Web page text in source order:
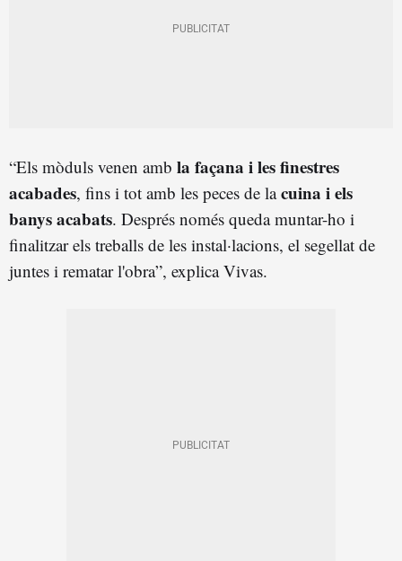
“Els mòduls venen amb la façana i les finestres
acabades, fins i tot amb les peces de lacuina i els
banys acabats. Després només queda muntar-ho i
finalitzar els treballs de les instal·lacions, el segellat de
juntes i rematar l'obra”, explica Vivas.